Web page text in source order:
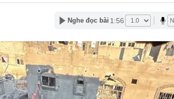
dự án cầu vượt sông Hồng, đường vành đai và loạt dự án
vui cho người đợi mua iPhone 18 Pro
nữ 54 tuổi qua đời vì ung thư tuyến tụy dù chưa bao giờ ăn
nguyên nhân từ 4 việc nhiều người làm mỗi tối
khắc nghiệt đảo lộn cuộc sống ở Hàn Quốc
báo chiêu lừa tinh vi liên quan đến shipper giao hàng,
Nghe đọc bài 1:56